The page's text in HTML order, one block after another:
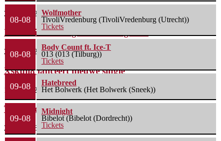
28 juli 2026
Insomnium brengt nieuwe single uit
27 juli 2026
Xskull8 lanceert nieuwe single
17 juli 2026
Twee video’s die je moet zien/horen
2 juli 2026
08-08
Wolfmother
TivoliVredenburg (TivoliVredenburg (Utrecht))
Tickets
08-08
Body Count ft. Ice-T
013 (013 (Tilburg))
Tickets
09-08
Hatebreed
Het Bolwerk (Het Bolwerk (Sneek))
09-08
Midnight
Bibelot (Bibelot (Dordrecht))
Tickets